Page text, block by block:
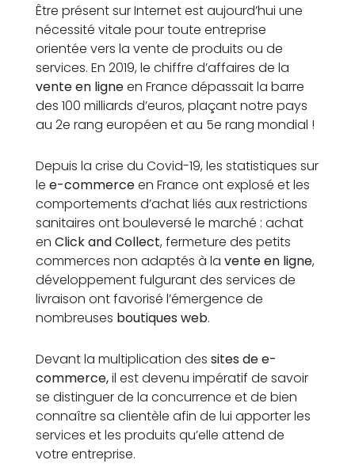
Être présent sur Internet est aujourd’hui une
nécessité vitale pour toute entreprise
orientée vers la vente de produits ou de
services. En 2019, le chiffre d’affaires de la
vente en ligneen France dépassait la barre
des 100 milliards d’euros, plaçant notre pays
au 2e rang européen et au 5e rang mondial !
Depuis la crise du Covid-19, les statistiques sur
le e-commerceen France ont explosé et les
comportements d’achat liés aux restrictions
sanitaires ont bouleversé le marché : achat
en Click and Collect, fermeture des petits
commerces non adaptés à la vente en ligne,
développement fulgurant des services de
livraison ont favorisé l’émergence de
nombreuses boutiques web.
Devant la multiplication des sites de e-
commerce,il est devenu impératif de savoir
se distinguer de la concurrence et de bien
connaître sa clientèle afin de lui apporter les
services et les produits qu’elle attend de
votre entreprise.